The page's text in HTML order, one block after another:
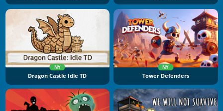
NY
Dragon Castle Idle TD
NY
Tower Defenders